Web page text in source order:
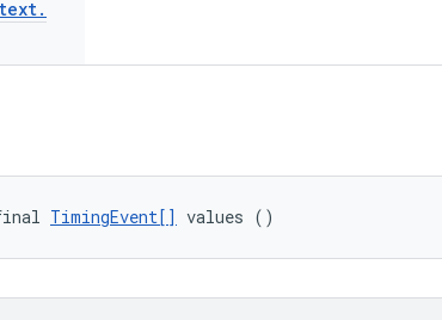
.
TimingEvent[] values ()